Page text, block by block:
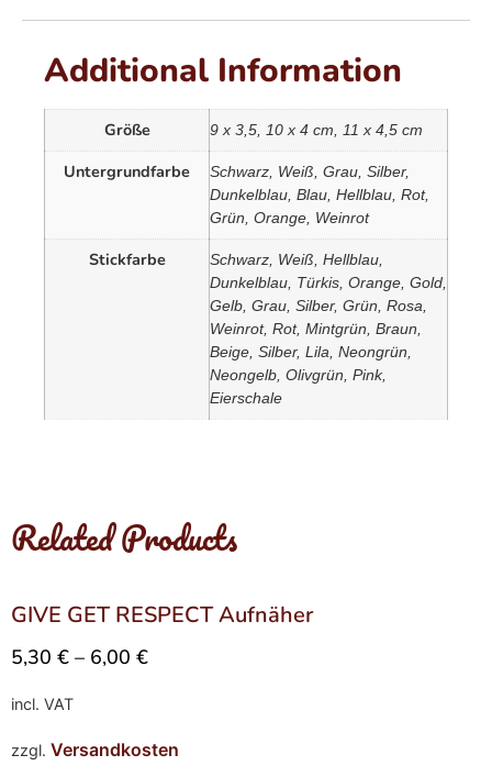
Additional Information
Größe 9 x 3,5, 10 x 4 cm, 11 x 4,5 cm
Untergrundfarbe
Schwarz, Weiß, Grau, Silber,
Dunkelblau, Blau, Hellblau, Rot,
Grün, Orange, Weinrot
Stickfarbe
Schwarz, Weiß, Hellblau,
Dunkelblau, Türkis, Orange, Gold,
Gelb, Grau, Silber, Grün, Rosa,
Weinrot, Rot, Mintgrün, Braun,
Beige, Silber, Lila, Neongrün,
Neongelb, Olivgrün, Pink,
Eierschale
Related Products
GIVE GET RESPECT Aufnäher
5,30 € – 6,00 €
incl. VAT
zzgl. Versandkosten